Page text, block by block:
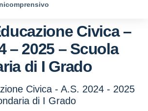
Civica –
– 2025 – Scuola
di I Grado
Civica - A.S. 2024 - 2025
di I Grado